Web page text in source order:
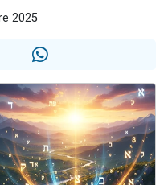
son Maasser
13 personnes viennent de demander une bénédiction
3 personnes viennent de nous rejoindre sur WhatsApp
2025